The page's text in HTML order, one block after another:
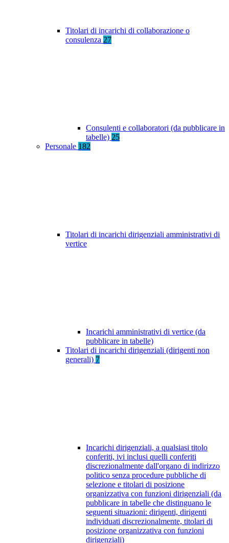
Titolari di incarichi di collaborazione o
consulenza 27
Consulenti e collaboratori (da pubblicare in
tabelle) 25
Personale 182
Titolari di incarichi dirigenziali amministrativi di
vertice
Incarichi amministrativi di vertice (da
pubblicare in tabelle)
Titolari di incarichi dirigenziali (dirigenti non
generali) 7
Incarichi dirigenziali, a qualsiasi titolo
conferiti, ivi inclusi quelli conferiti
discrezionalmente dall'organo di indirizzo
politico senza procedure pubbliche di
selezione e titolari di posizione
organizzativa con funzioni dirigenziali (da
pubblicare in tabelle che distinguano le
seguenti situazioni: dirigenti, dirigenti
individuati discrezionalmente, titolari di
posizione organizzativa con funzioni
dirigenziali)